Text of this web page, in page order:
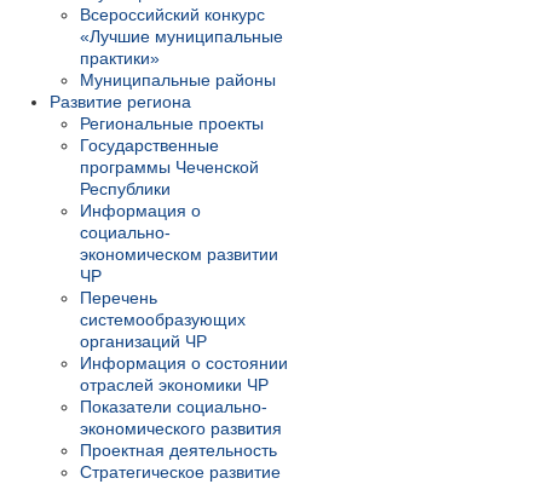
Всероссийский конкурс
«Лучшие муниципальные
практики»
Муниципальные районы
Развитие региона
Региональные проекты
Государственные
программы Чеченской
Республики
Информация о
социально-
экономическом развитии
ЧР
Перечень
системообразующих
организаций ЧР
Информация о состоянии
отраслей экономики ЧР
Показатели социально-
экономического развития
Проектная деятельность
Стратегическое развитие